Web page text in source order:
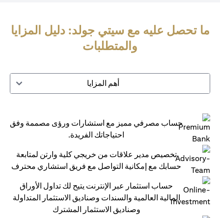
ما تحصل عليه مع سيتي جولد: دليل المزايا
والمتطلبات
أهم المزايا
حساب مصرفي مميز مع استشارات ورؤى مصممة وفق
احتياجاتك الفريدة.
تخصيص مدير علاقات من خريجي كلية وارتن لمتابعة
حسابك مع إمكانية التواصل مع فريق استشاري محترف
حساب استثمار عبر الإنترنت يتيح لك تداول الأوراق
المالية العالمية والسندات وصناديق الاستثمار المتداولة
وصناديق الاستثمار المشترك